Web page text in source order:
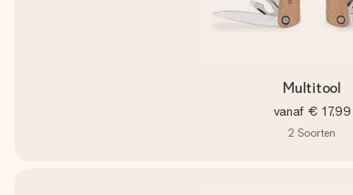
Multitool
vanaf € 17,99
2 Soorten